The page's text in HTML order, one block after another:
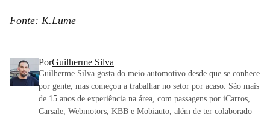
Fonte: K.Lume
PorGuilherme Silva
Guilherme Silva gosta do meio automotivo desde que se conhece
por gente, mas começou a trabalhar no setor por acaso. São mais
de 15 anos de experiência na área, com passagens por iCarros,
Carsale, Webmotors, KBB e Mobiauto, além de ter colaborado